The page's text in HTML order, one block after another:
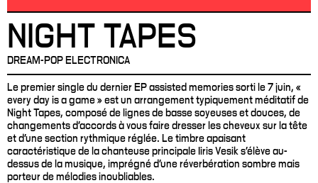
NIGHT TAPES
DREAM-POP ELECTRONICA
Le premier single du dernier EP assisted memories sorti le 7 juin, «
every day is a game » est un arrangement typiquement méditatif de
Night Tapes, composé de lignes de basse soyeuses et douces, de
changements d’accords à vous faire dresser les cheveux sur la tête
et d’une section rythmique réglée. Le timbre apaisant
caractéristique de la chanteuse principale Iiris Vesik s’élève au-
dessus de la musique, imprégné d’une réverbération sombre mais
porteur de mélodies inoubliables.